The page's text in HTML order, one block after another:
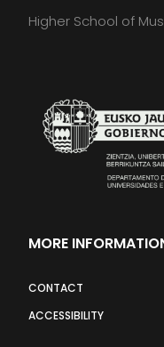
Higher School of
MORE
CONTACT
ACCESSIBILITY